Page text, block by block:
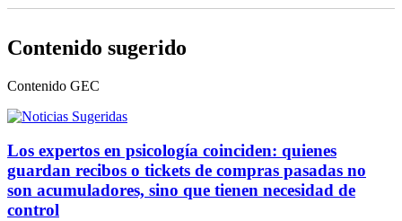
Contenido sugerido
Contenido GEC
Los expertos en psicología coinciden: quienes
guardan recibos o tickets de compras pasadas no
son acumuladores, sino que tienen necesidad de
control